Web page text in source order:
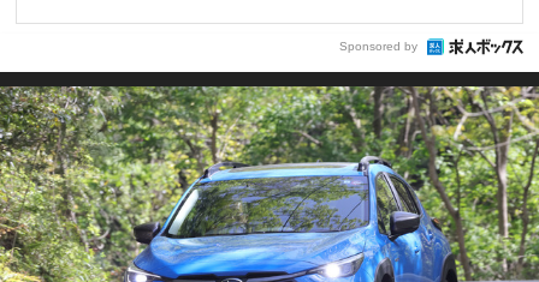
Sponsored by